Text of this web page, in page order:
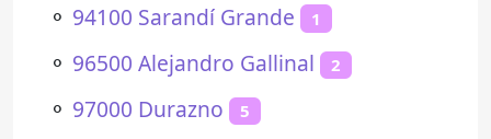
⚬ 94100 Sarandí Grande 1
⚬ 96500 Alejandro Gallinal 2
⚬ 97000 Durazno 5